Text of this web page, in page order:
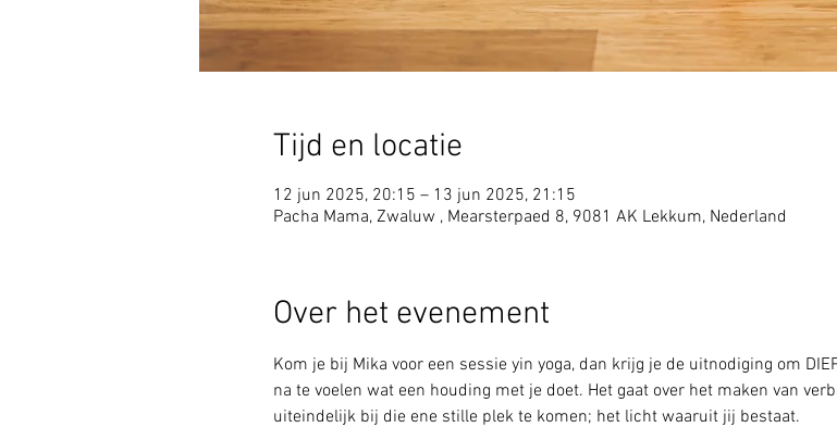
Tijd en locatie
12 jun 2025, 20:15 – 13 jun 2025, 21:15
Pacha Mama, Zwaluw , Mearsterpaed 8, 9081 AK Lekkum, Nederland
Over het evenement
Kom je bij Mika voor een sessie yin yoga, dan krijg je de uitnodiging om
na te voelen wat een houding met je doet. Het gaat over het maken van
uiteindelijk bij die ene stille plek te komen; het licht waaruit jij bestaat.